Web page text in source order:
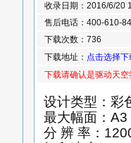
收录日期：2016/6/20
售后电话：400-610-
下载次数：736
下载地址： 点击选择
下载请确认是驱动天
设计类型：彩
最大幅面：A3
分 辨 率：